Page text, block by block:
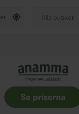
Alla butiker